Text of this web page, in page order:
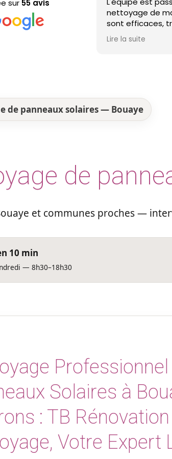
sur 55 avis
de ma toiture, il
efficaces, très
mon
Nazaire.
yeux
Lire la suite
de panneaux solaires — Bouaye
de
et communes proches —
10 min
— 8h30–18h30
Professionnel
Solaires à
: TB
Votre Expert